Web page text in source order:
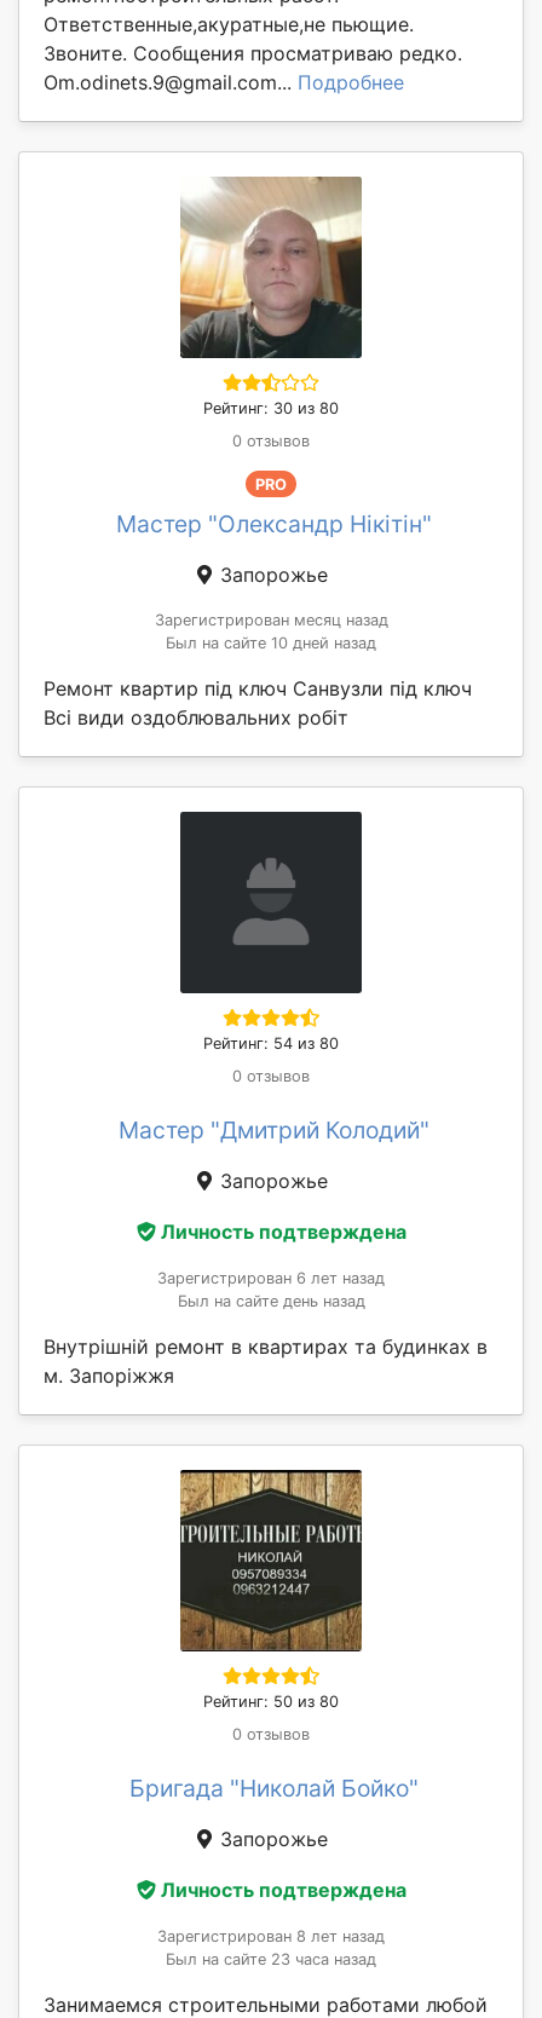
Ответственные,акуратные,не пьющие.
Звоните. Сообщения просматриваю редко.
Om.odinets.9@gmail.com... Подробнее
Рейтинг: 30 из 80
0 отзывов
PRO
Мастер "Олександр Нікітін"
Запорожье
Зарегистрирован месяц назад
Был на сайте 10 дней назад
Ремонт квартир під ключ Санвузли під ключ
Всі види оздоблювальних робіт
Рейтинг: 54 из 80
0 отзывов
Мастер "Дмитрий Колодий"
Запорожье
Личность подтверждена
Зарегистрирован 6 лет назад
Был на сайте день назад
Внутрішній ремонт в квартирах та будинках в
м. Запоріжжя
Рейтинг: 50 из 80
0 отзывов
Бригада "Николай Бойко"
Запорожье
Личность подтверждена
Зарегистрирован 8 лет назад
Был на сайте 23 часа назад
Занимаемся строительными работами любой